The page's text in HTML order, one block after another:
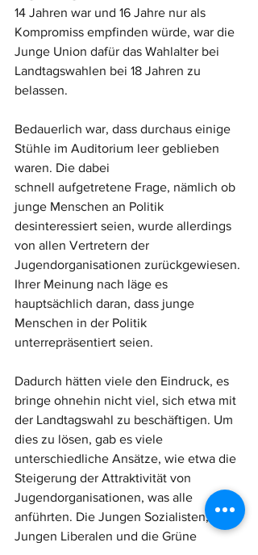
14 Jahren war und 16 Jahre nur als
Kompromiss empfinden würde, war die
Junge Union dafür das Wahlalter bei
Landtagswahlen bei 18 Jahren zu
belassen.
Bedauerlich war, dass durchaus einige
Stühle im Auditorium leer geblieben
waren. Die dabei
schnell aufgetretene Frage, nämlich ob
junge Menschen an Politik
desinteressiert seien, wurde allerdings
von allen Vertretern der
Jugendorganisationen zurückgewiesen.
Ihrer Meinung nach läge es
hauptsächlich daran, dass junge
Menschen in der Politik
unterrepräsentiert seien.
Dadurch hätten viele den Eindruck, es
bringe ohnehin nicht viel, sich etwa mit
der Landtagswahl zu beschäftigen. Um
dies zu lösen, gab es viele
unterschiedliche Ansätze, wie etwa die
Steigerung der Attraktivität von
Jugendorganisationen, was alle
anführten. Die Jungen Sozialisten, die
Jungen Liberalen und die Grüne